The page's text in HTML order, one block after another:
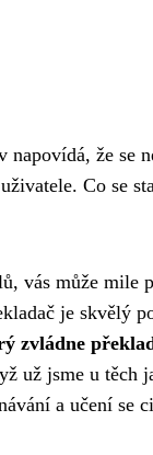
že se
Co se
vás může mile
je skvělý
zvládne
už jsme u těch
a učení se